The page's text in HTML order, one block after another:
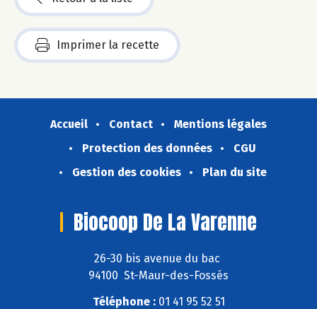
Imprimer la recette
Accueil Contact
Mentions légales
Protection des données
CGU
Gestion des cookies
Plan du site
Biocoop De La Varenne
26-30 bis avenue du bac
94100 St-Maur-des-Fossés
Téléphone :01 41 95 52 51